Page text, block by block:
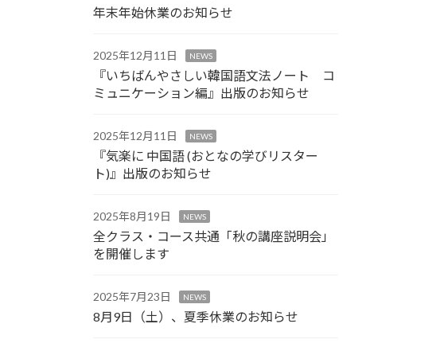
年末年始休業のお知らせ
2025年12月11日 NEWS
『いちばんやさしい韓国語文法ノート コ
ミュニケーション編』出版のお知らせ
2025年12月11日 NEWS
『気楽に 中国語 (おとなの学びリスター
ト)』出版のお知らせ
2025年8月19日 NEWS
全クラス・コース共通「秋の講座説明会」
を開催します
2025年7月23日 NEWS
8月9日（土）、夏季休業のお知らせ